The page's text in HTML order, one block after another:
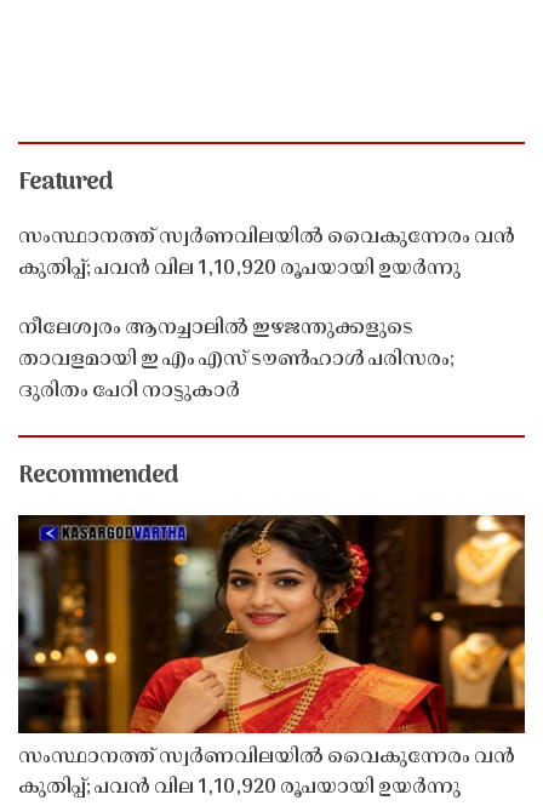
Featured
സംസ്ഥാനത്ത് സ്വർണവിലയിൽ വൈകുന്നേരം വൻ
കുതിപ്പ്; പവൻ വില 1,10,920 രൂപയായി ഉയർന്നു
നീലേശ്വരം ആനച്ചാലിൽ ഇഴജന്തുക്കളുടെ
താവളമായി ഇ എം എസ് ടൗൺഹാൾ പരിസരം;
ദുരിതം പേറി നാട്ടുകാർ
Recommended
സംസ്ഥാനത്ത് സ്വർണവിലയിൽ വൈകുന്നേരം വൻ
കുതിപ്പ്; പവൻ വില 1,10,920 രൂപയായി ഉയർന്നു